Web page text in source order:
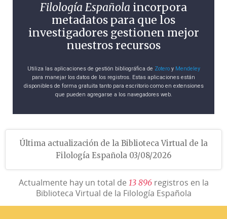
Filología Española incorpora
metadatos para que los
investigadores gestionen mejor
nuestros recursos
Utiliza las aplicaciones de gestión bibliográfica de Zoteroy Mendeley
para manejar los datos de los registros. Estas aplicaciones están
disponibles de forma gratuita tanto para escritorio como en extensiones
que pueden agregarse a los navegadores web.
Última actualización de la Biblioteca Virtual de la
Filología Española 03/08/2026
Actualmente hay un total de 13 896registros en la
Biblioteca Virtual de la Filología Española